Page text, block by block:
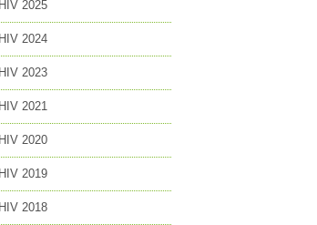
MITGLIEDSCHAFT
2025
2024
2023
2021
2020
2019
2018